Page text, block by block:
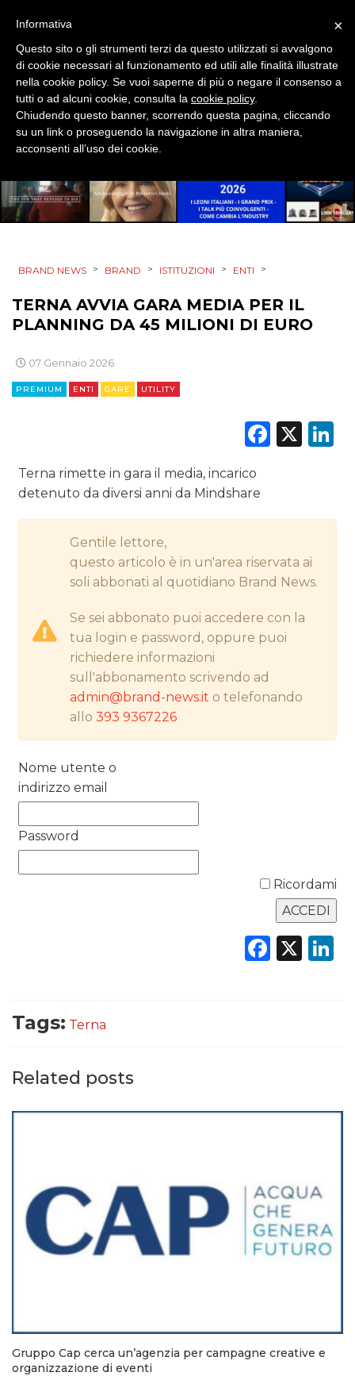
EVENTI
MOBILE
PROMOZIONI
PRODOTTI
CSR
STRATEGIE
CINEMA
ESTERNA
RADIO / AUDIO
PREVISIONI/SCENARI
NORMATIVE
TREND
CASE HISTORY
BRAND NEWS > BRAND > ISTITUZIONI > ENTI >
TERNA AVVIA GARA MEDIA PER IL
PLANNING DA 45 MILIONI DI EURO
07 Gennaio 2026
PREMIUM ENTI GARE UTILITY
X
Terna rimette in gara il media, incarico
detenuto da diversi anni da Mindshare
Gentile lettore,
questo articolo è in un'area riservata ai
soli abbonati al quotidiano Brand News.
Se sei abbonato puoi accedere con la
tua login e password, oppure puoi
richiedere informazioni
sull'abbonamento scrivendo ad
admin@brand-news.it o telefonando
allo393 9367226
Nome utente o
indirizzo email
Password
Ricordami
X
Tags: Terna
Related posts
Gruppo Cap cerca un’agenzia per campagne creative e
organizzazione di eventi
×
Informativa
Questo sito o gli strumenti terzi da questo utilizzati si avvalgono
di cookie necessari al funzionamento ed utili alle finalità illustrate
nella cookie policy. Se vuoi saperne di più o negare il consenso a
tutti o ad alcuni cookie, consulta la cookie policy.
Chiudendo questo banner, scorrendo questa pagina, cliccando
su un link o proseguendo la navigazione in altra maniera,
acconsenti all’uso dei cookie.